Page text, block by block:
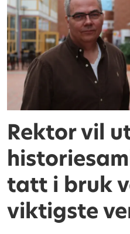
Rektor vil
tatt i bruk
viktigste